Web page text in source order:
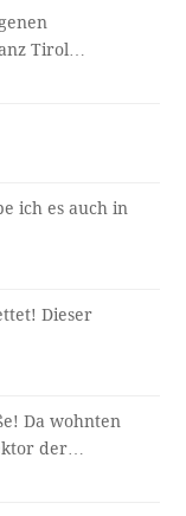
Tirol…
ich es auch in
Dieser
Da wohnten
der…